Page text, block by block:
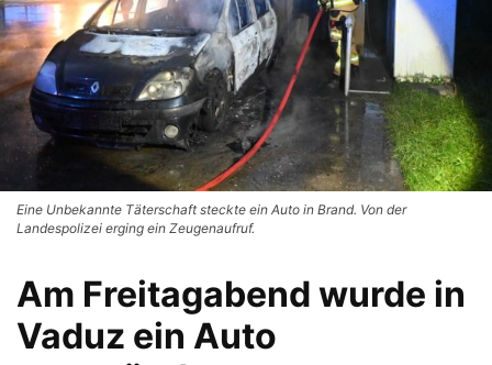
Eine Unbekannte Täterschaft steckte ein Auto in Brand. Von der
Landespolizei erging ein Zeugenaufruf.
Am Freitagabend wurde in
Vaduz ein Auto